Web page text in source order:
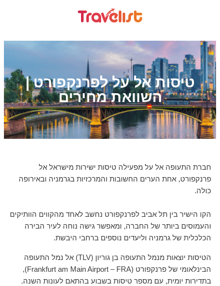
טיסות אל על לפרנקפורט |
השוואת מחירים
חברת התעופה אל על מפעילה טיסות ישירות מישראל אל
פרנקפורט, אחת הערים החשובות והמרכזיות בגרמניה ובאירופה
כולה.
הקו הישיר בין תל אביב לפרנקפורט נחשב לאחד מהקווים הוותיקים
והעמוסים ביותר של החברה, ומאפשר גישה נוחה לעיר הבירה
הכלכלית של גרמניה וליעדים נוספים ברחבי היבשת.
הטיסות יוצאות מנמל התעופה בן גוריון (TLV) אל נמל התעופה
הבינלאומי של פרנקפורט (Frankfurt am Main Airport – FRA),
בתדירות יומית, עם מספר טיסות בשבוע בהתאם לעונות השנה.